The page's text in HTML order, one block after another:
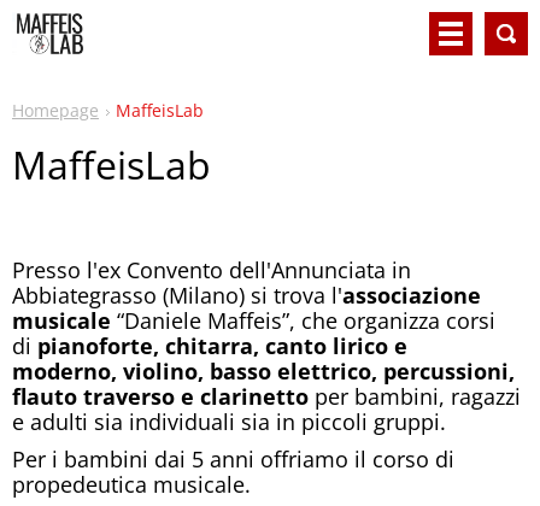
Homepage MaffeisLab
MaffeisLab
Presso l'ex Convento dell'Annunciata in
Abbiategrasso (Milano) si trova l'associazione
musicale “Daniele Maffeis”, che organizza corsi
di pianoforte, chitarra, canto lirico e
moderno, violino, basso elettrico, percussioni,
flauto traverso e clarinetto per bambini, ragazzi
e adulti sia individuali sia in piccoli gruppi.
Per i bambini dai 5 anni offriamo il corso di
propedeutica musicale.